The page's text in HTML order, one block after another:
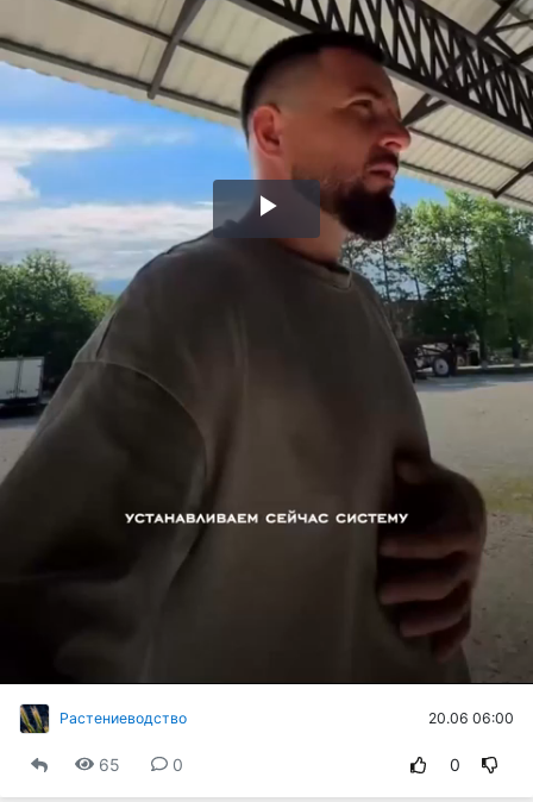
Воспроизвести
видео
Растениеводство 20.06 06:00
65 0 0